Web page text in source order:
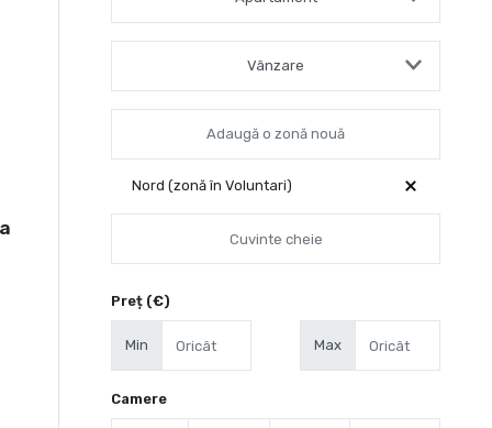
Vânzare
Nord (zonă în Voluntari)
Preț (€)
Min Max
Camere